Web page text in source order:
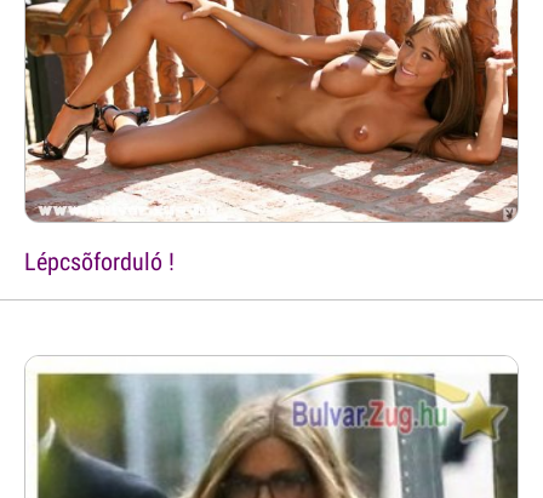
Lépcsõforduló !